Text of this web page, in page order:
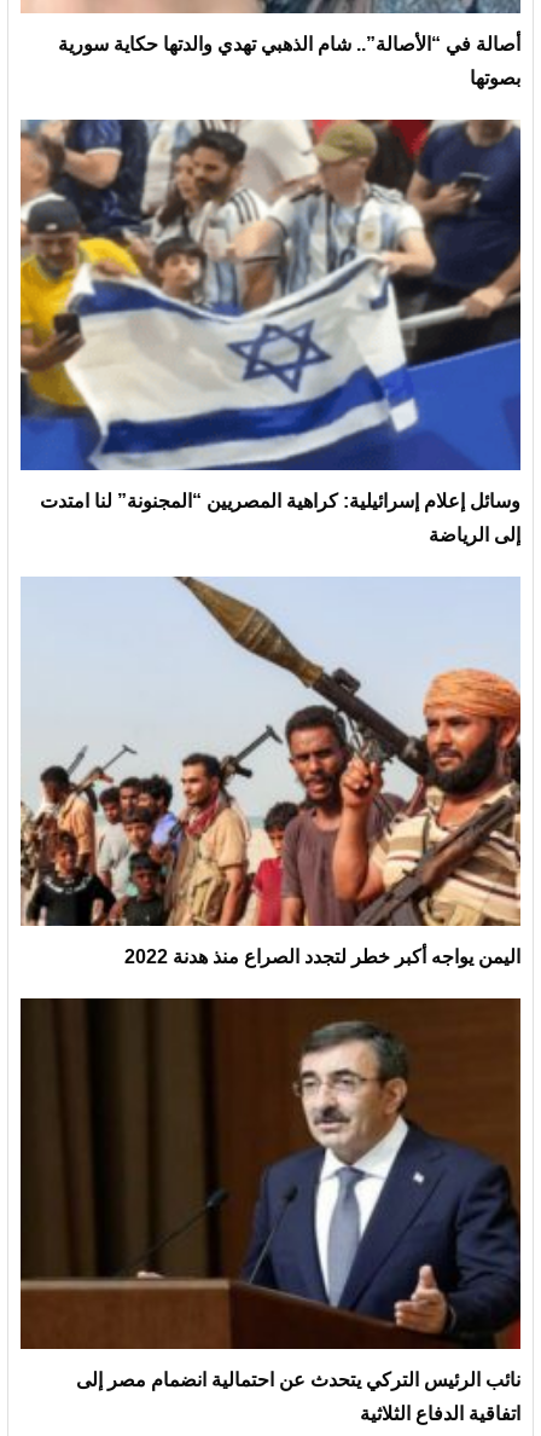
أصالة في “الأصالة”.. شام الذهبي تهدي والدتها حكاية سورية
بصوتها
وسائل إعلام إسرائيلية: كراهية المصريين “المجنونة” لنا امتدت
إلى الرياضة
اليمن يواجه أكبر خطر لتجدد الصراع منذ هدنة 2022
نائب الرئيس التركي يتحدث عن احتمالية انضمام مصر إلى
اتفاقية الدفاع الثلاثية